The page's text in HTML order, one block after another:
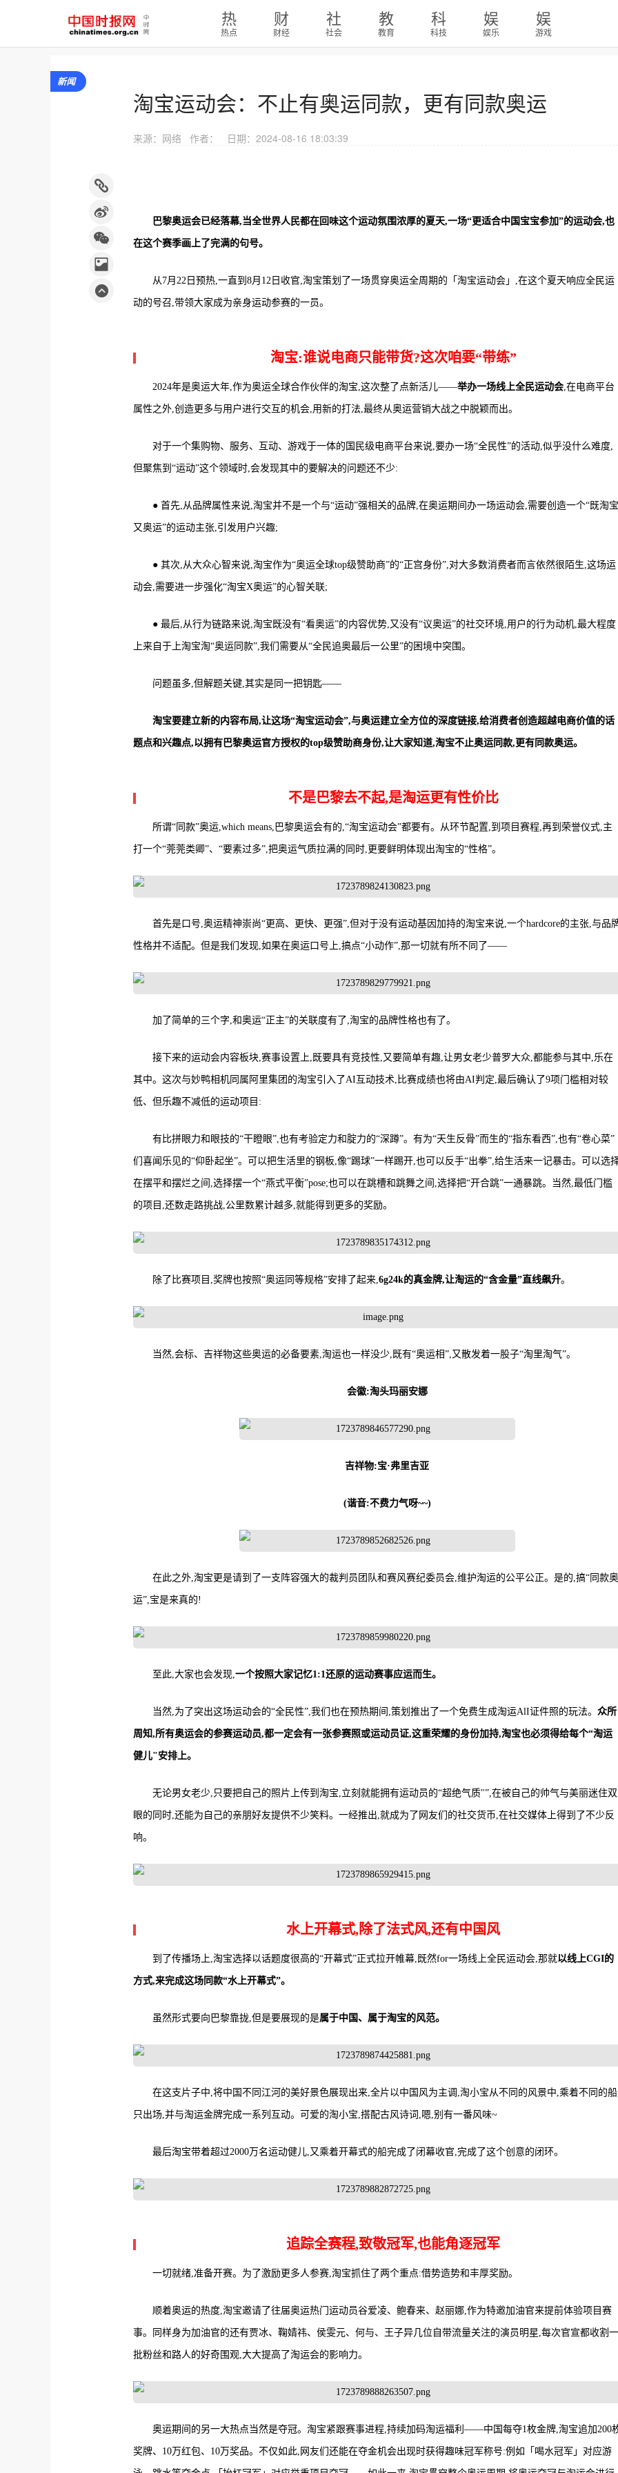
热
热点
财
财经
社
社会
教
教育
科
科技
娱
娱乐
娱
游戏
新闻
淘宝运动会：不止有奥运同款，更有同款奥运
来源：网络 作者： 日期：2024-08-16 18:03:39
巴黎奥运会已经落幕,当全世界人民都在回味这个运动氛围浓厚的夏天,一场“更适合中国宝宝参加”的运动会,也
在这个赛季画上了完满的句号。
从7月22日预热,一直到8月12日收官,淘宝策划了一场贯穿奥运全周期的「淘宝运动会」,在这个夏天响应全民运
动的号召,带领大家成为亲身运动参赛的一员。
淘宝:谁说电商只能带货?这次咱要“带练”
2024年是奥运大年,作为奥运全球合作伙伴的淘宝,这次整了点新活儿——举办一场线上全民运动会,在电商平台
属性之外,创造更多与用户进行交互的机会,用新的打法,最终从奥运营销大战之中脱颖而出。
对于一个集购物、服务、互动、游戏于一体的国民级电商平台来说,要办一场“全民性”的活动,似乎没什么难度,
但聚焦到“运动”这个领域时,会发现其中的要解决的问题还不少:
● 首先,从品牌属性来说,淘宝并不是一个与“运动”强相关的品牌,在奥运期间办一场运动会,需要创造一个“既淘宝
又奥运”的运动主张,引发用户兴趣;
● 其次,从大众心智来说,淘宝作为“奥运全球top级赞助商”的“正宫身份”,对大多数消费者而言依然很陌生,这场运
动会,需要进一步强化“淘宝X奥运”的心智关联;
● 最后,从行为链路来说,淘宝既没有“看奥运”的内容优势,又没有“议奥运”的社交环境,用户的行为动机,最大程度
上来自于上淘宝淘“奥运同款”,我们需要从“全民追奥最后一公里”的困境中突围。
问题虽多,但解题关键,其实是同一把钥匙——
淘宝要建立新的内容布局,让这场“淘宝运动会”,与奥运建立全方位的深度链接,给消费者创造超越电商价值的话
题点和兴趣点,以拥有巴黎奥运官方授权的top级赞助商身份,让大家知道,淘宝不止奥运同款,更有同款奥运。
不是巴黎去不起,是淘运更有性价比
所谓“同款”奥运,which means,巴黎奥运会有的,“淘宝运动会”都要有。从环节配置,到项目赛程,再到荣誉仪式,主
打一个“莞莞类卿”、“要素过多”,把奥运气质拉满的同时,更要鲜明体现出淘宝的“性格”。
首先是口号,奥运精神崇尚“更高、更快、更强”,但对于没有运动基因加持的淘宝来说,一个hardcore的主张,与品
性格并不适配。但是我们发现,如果在奥运口号上,搞点“小动作”,那一切就有所不同了——
加了简单的三个字,和奥运“正主”的关联度有了,淘宝的品牌性格也有了。
接下来的运动会内容板块,赛事设置上,既要具有竞技性,又要简单有趣,让男女老少普罗大众,都能参与其中,乐在
其中。这次与妙鸭相机同属阿里集团的淘宝引入了AI互动技术,比赛成绩也将由AI判定,最后确认了9项门槛相对较
低、但乐趣不减低的运动项目:
有比拼眼力和眼技的“干瞪眼”,也有考验定力和腚力的“深蹲”。有为“天生反骨”而生的“指东看西”,也有“卷心菜”
们喜闻乐见的“仰卧起坐”。可以把生活里的钢板,像“踢球”一样踢开,也可以反手“出拳”,给生活来一记暴击。可以选
在摆平和摆烂之间,选择摆一个“燕式平衡”pose;也可以在跳槽和跳舞之间,选择把“开合跳”一通暴跳。当然,最低门槛
的项目,还数走路挑战,公里数累计越多,就能得到更多的奖励。
除了比赛项目,奖牌也按照“奥运同等规格”安排了起来,6g24k的真金牌,让淘运的“含金量”直线飙升。
当然,会标、吉祥物这些奥运的必备要素,淘运也一样没少,既有“奥运相”,又散发着一股子“淘里淘气”。
会徽:淘头玛丽安娜
吉祥物:宝·弗里吉亚
(谐音:不费力气呀~~)
在此之外,淘宝更是请到了一支阵容强大的裁判员团队和赛风赛纪委员会,维护淘运的公平公正。是的,搞“同款奥
运”,宝是来真的!
至此,大家也会发现,一个按照大家记忆1:1还原的运动赛事应运而生。
当然,为了突出这场运动会的“全民性”,我们也在预热期间,策划推出了一个免费生成淘运AlI证件照的玩法。 众所
周知,所有奥运会的参赛运动员,都一定会有一张参赛照或运动员证,这重荣耀的身份加持,淘宝也必须得给每个“淘运
健儿"安排上。
无论男女老少,只要把自己的照片上传到淘宝,立刻就能拥有运动员的“超绝气质"”,在被自己的帅气与美丽迷住双
眼的同时,还能为自己的亲朋好友提供不少笑料。一经推出,就成为了网友们的社交货币,在社交媒体上得到了不少反
响。
水上开幕式,除了法式风,还有中国风
到了传播场上,淘宝选择以话题度很高的“开幕式”正式拉开帷幕,既然for一场线上全民运动会,那就以线上CGI的
方式,来完成这场同款“水上开幕式”。
虽然形式要向巴黎靠拢,但是要展现的是属于中国、属于淘宝的风范。
在这支片子中,将中国不同江河的美好景色展现出来,全片以中国风为主调,淘小宝从不同的风景中,乘着不同的船
只出场,并与淘运金牌完成一系列互动。可爱的淘小宝,搭配古风诗词,嗯,别有一番风味~
最后淘宝带着超过2000万名运动健儿,又乘着开幕式的船完成了闭幕收官,完成了这个创意的闭环。
追踪全赛程,致敬冠军,也能角逐冠军
一切就绪,准备开赛。为了激励更多人参赛,淘宝抓住了两个重点:借势造势和丰厚奖励。
顺着奥运的热度,淘宝邀请了往届奥运热门运动员谷爱凌、鲍春来、赵丽娜,作为特邀加油官来提前体验项目赛
事。同样身为加油官的还有贾冰、鞠婧祎、侯雯元、何与、王子异几位自带流量关注的演员明星,每次官宣都收割一
批粉丝和路人的好奇围观,大大提高了淘运会的影响力。
奥运期间的另一大热点当然是夺冠。淘宝紧跟赛事进程,持续加码淘运福利——中国每夺1枚金牌,淘宝追加200
奖牌、10万红包、10万奖品。不仅如此,网友们还能在夺金机会出现时获得趣味冠军称号:例如「喝水冠军」对应游